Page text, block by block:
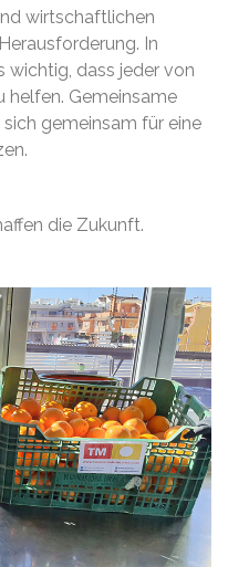
wirtschaftlichen
In
wichtig, dass jeder von
helfen. Gemeinsame
gemeinsam für eine
die Zukunft.